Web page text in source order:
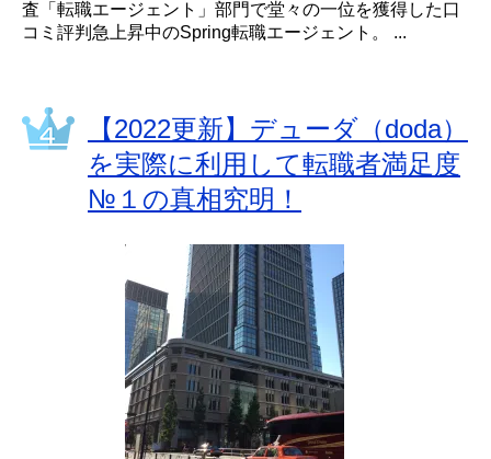
査「転職エージェント」部門で堂々の一位を獲得した口
コミ評判急上昇中のSpring転職エージェント。 ...
【2022更新】デューダ（doda）
を実際に利用して転職者満足度
№１の真相究明！